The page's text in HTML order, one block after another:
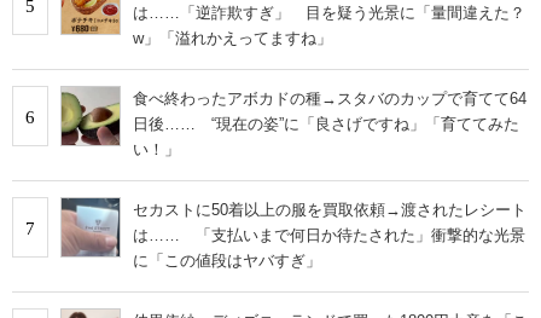
5
は……「逆詐欺すぎ」 目を疑う光景に「量間違えた？
w」「溢れかえってますね」
6
食べ終わったアボカドの種→スタバのカップで育てて64
日後…… “現在の姿”に「良さげですね」「育ててみた
い！」
7
セカストに50着以上の服を買取依頼→渡されたレシート
は…… 「支払いまで何日か待たされた」衝撃的な光景
に「この値段はヤバすぎ」